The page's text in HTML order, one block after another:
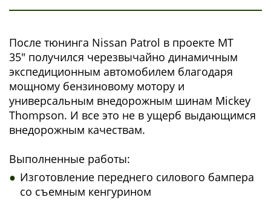
После тюнинга Nissan Patrol в проекте MT
35" получился черезвычайно динамичным
экспедиционным автомобилем благодаря
мощному бензиновому мотору и
универсальным внедорожным шинам Mickey
Thompson. И все это не в ущерб выдающимся
внедорожным качествам.
Выполненные работы:
Изготовление переднего силового бампера
со съемным кенгурином